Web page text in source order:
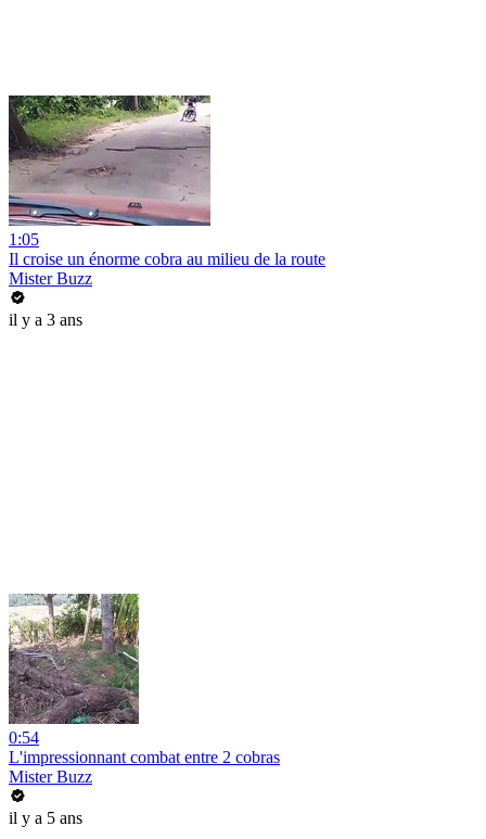
1:05
Il croise un énorme cobra au milieu de la route
Mister Buzz
il y a 3 ans
0:54
L'impressionnant combat entre 2 cobras
Mister Buzz
il y a 5 ans